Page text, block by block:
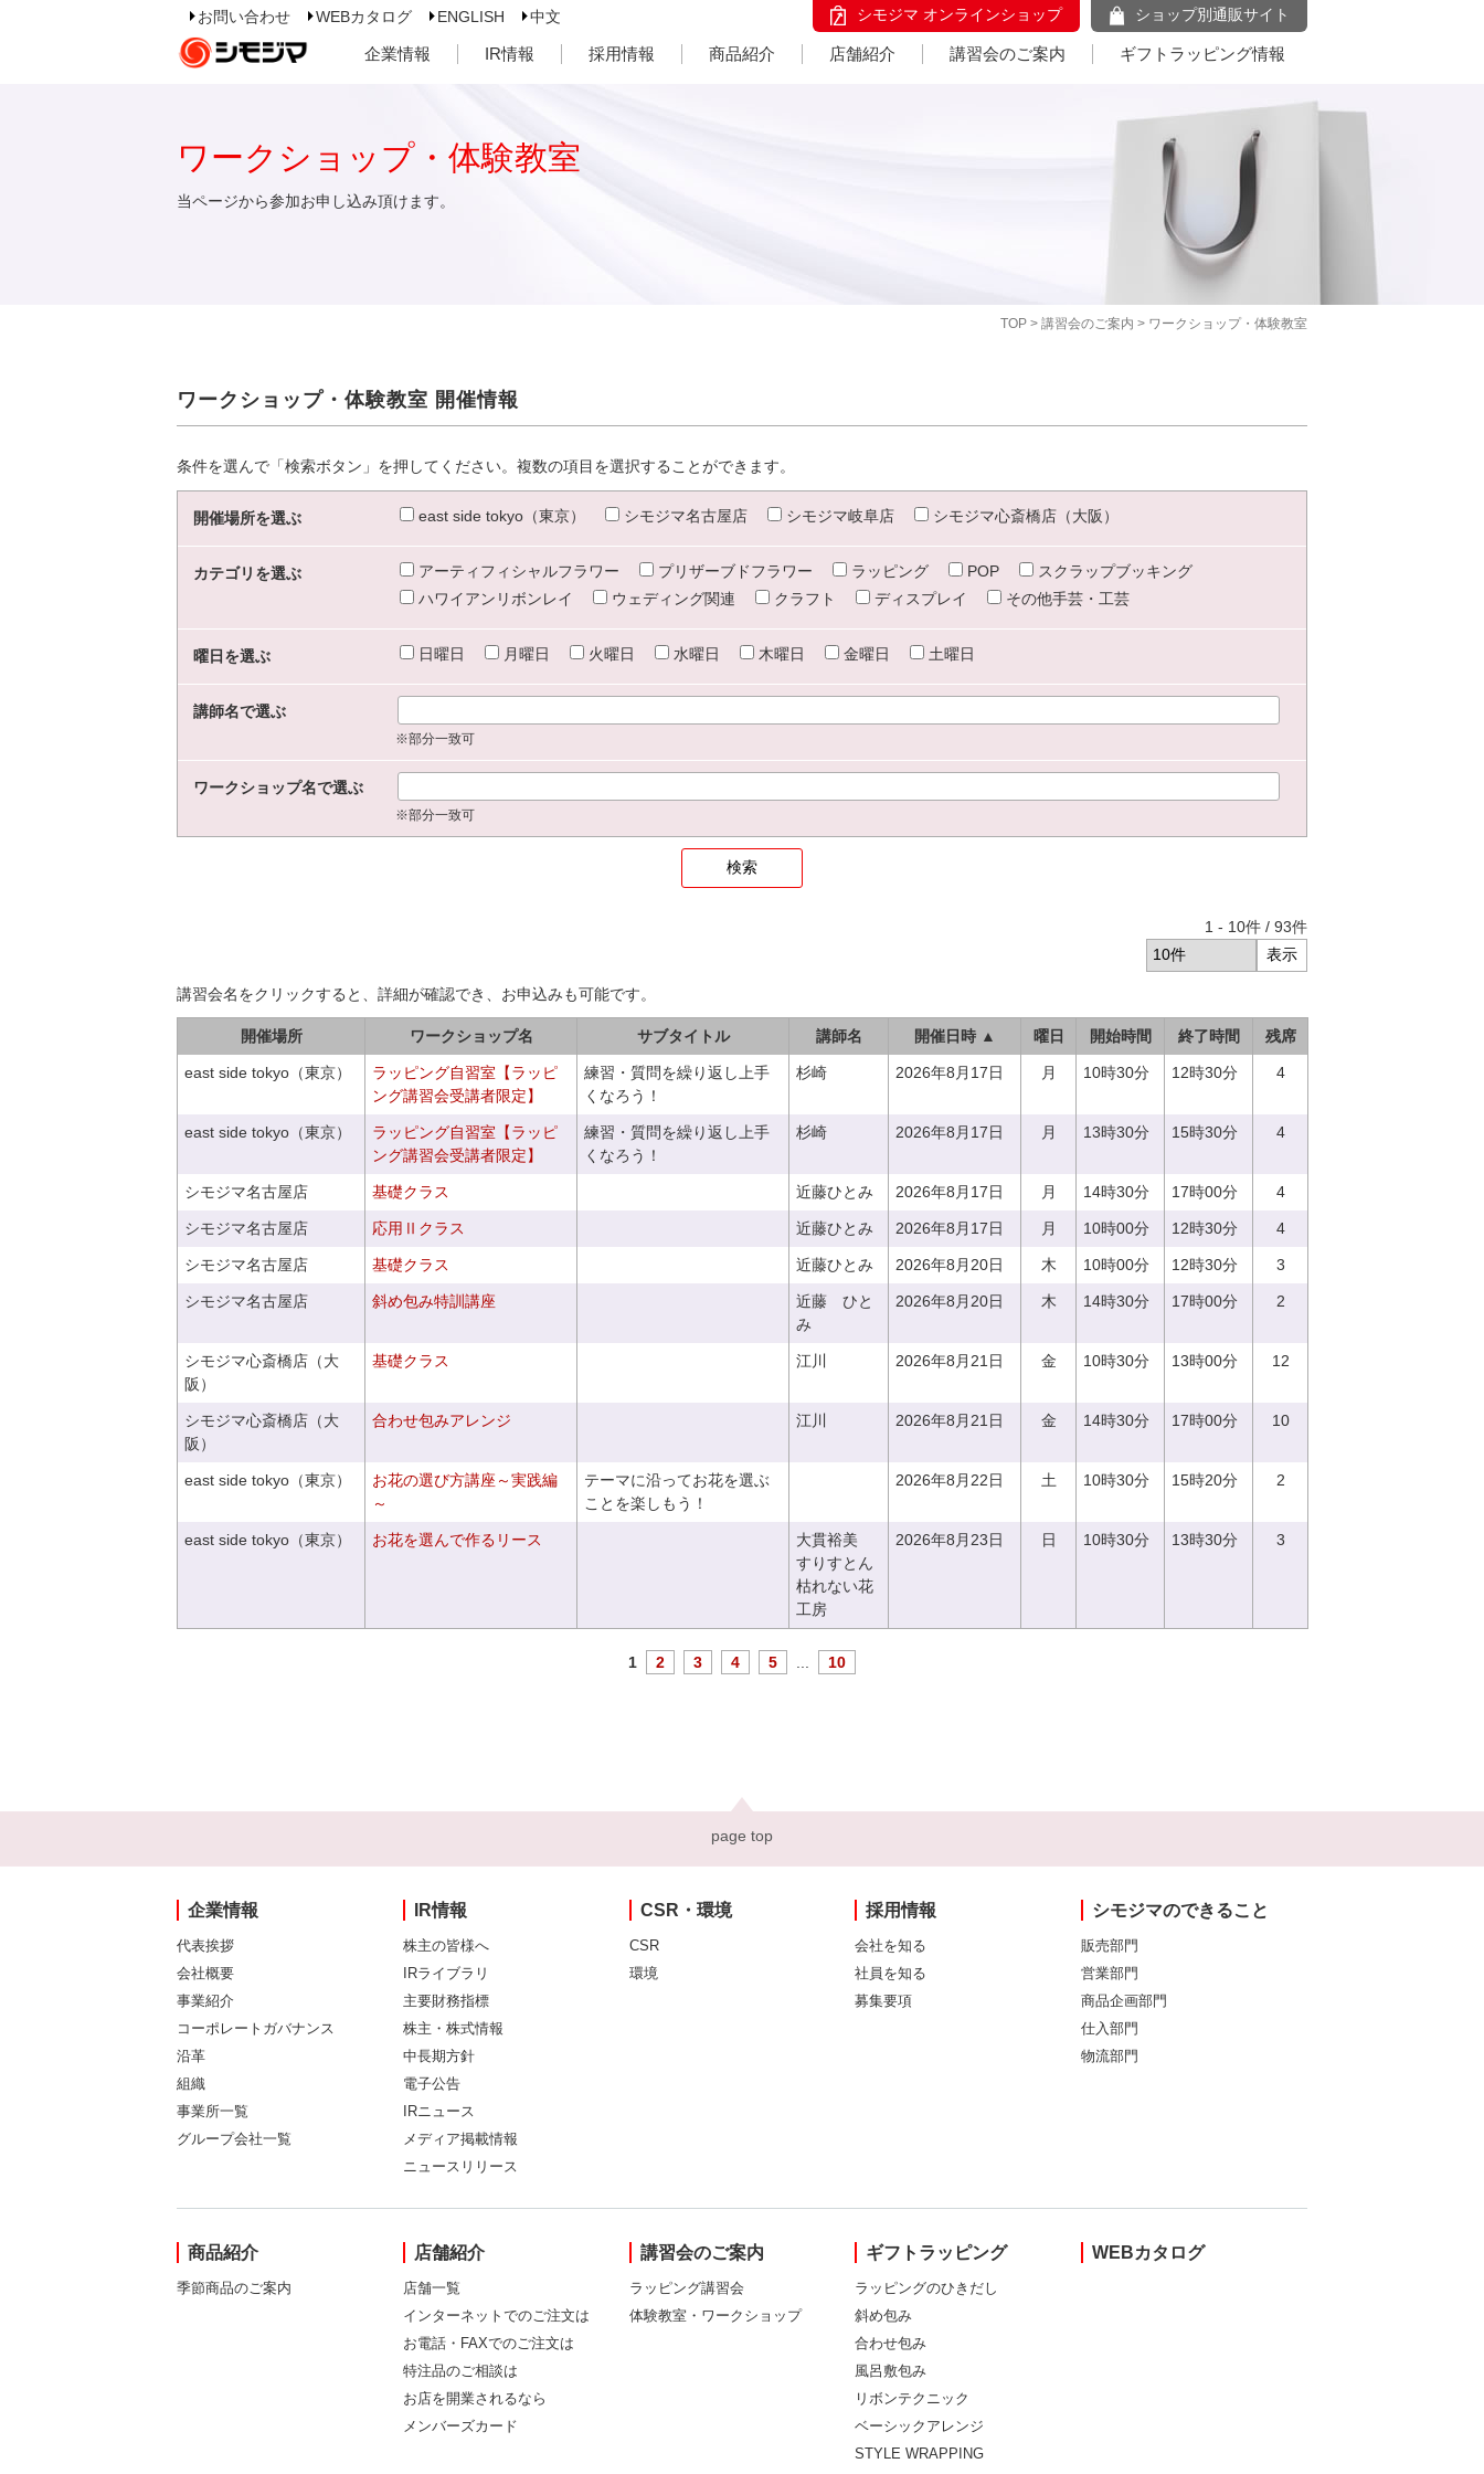
お問い合わせ WEBカタログ ENGLISH 中文 シモジマ オンラインショップ ショップ別通販サイト
企業情報 IR情報 採用情報 商品紹介 店舗紹介 講習会のご案内 ギフトラッピング情報
TOP > 講習会のご案内 > ワークショップ・体験教室
ワークショップ・体験教室
当ページから参加お申し込み頂けます。
ワークショップ・体験教室 開催情報
条件を選んで「検索ボタン」を押してください。複数の項目を選択することができます。
開催場所を選ぶ east side tokyo（東京） シモジマ名古屋店 シモジマ岐阜店 シモジマ心斎橋店（大阪）
カテゴリを選ぶ アーティフィシャルフラワー プリザーブドフラワー ラッピング POP
スクラップブッキング
ハワイアンリボンレイ
ウェディング関連 クラフト ディスプレイ その他手芸・工芸
曜日を選ぶ 日曜日 月曜日 火曜日 水曜日 木曜日 金曜日 土曜日
講師名で選ぶ
※部分一致可
ワークショップ名で選ぶ
※部分一致可
1 - 10件 / 93件
講習会名をクリックすると、詳細が確認でき、お申込みも可能です。
開催場所 ワークショップ名 サブタイトル 講師名 開催日時 ▲ 曜日 開始時間 終了時間 残席
east side tokyo（東京）
ラッピング自習室【ラッピ
ング講習会受講者限定】
練習・質問を繰り返し上手
くなろう！
杉崎 2026年8月17日 月 10時30分 12時30分 4
east side tokyo（東京）
ラッピング自習室【ラッピ
ング講習会受講者限定】
練習・質問を繰り返し上手
くなろう！
杉崎 2026年8月17日 月 13時30分 15時30分 4
シモジマ名古屋店 基礎クラス 近藤ひとみ 2026年8月17日 月 14時30分 17時00分 4
シモジマ名古屋店 応用Ⅱクラス 近藤ひとみ 2026年8月17日 月 10時00分 12時30分 4
シモジマ名古屋店 基礎クラス 近藤ひとみ 2026年8月20日 木 10時00分 12時30分 3
シモジマ名古屋店 斜め包み特訓講座
近藤 ひと
み
2026年8月20日 木 14時30分 17時00分 2
シモジマ心斎橋店（大
阪）
基礎クラス 江川 2026年8月21日 金 10時30分 13時00分 12
シモジマ心斎橋店（大
阪）
合わせ包みアレンジ 江川 2026年8月21日 金 14時30分 17時00分 10
east side tokyo（東京）
お花の選び方講座～実践編
～
テーマに沿ってお花を選ぶ
ことを楽しもう！
2026年8月22日 土 10時30分 15時20分 2
east side tokyo（東京） お花を選んで作るリース
大貫裕美
すりすとん
枯れない花
工房
2026年8月23日 日 10時30分 13時30分 3
1 2 3 4 5 10
page top
企業情報
代表挨拶
会社概要
事業紹介
コーポレートガバナンス
沿革
組織
事業所一覧
グループ会社一覧
IR情報
株主の皆様へ
IRライブラリ
主要財務指標
株主・株式情報
中長期方針
電子公告
IRニュース
メディア掲載情報
ニュースリリース
CSR・環境
CSR
環境
採用情報
会社を知る
社員を知る
募集要項
シモジマのできること
販売部門
営業部門
商品企画部門
仕入部門
物流部門
商品紹介
季節商品のご案内
店舗紹介
店舗一覧
インターネットでのご注文は
お電話・FAXでのご注文は
特注品のご相談は
お店を開業されるなら
メンバーズカード
講習会のご案内
ラッピング講習会
体験教室・ワークショップ
ギフトラッピング
ラッピングのひきだし
斜め包み
合わせ包み
風呂敷包み
リボンテクニック
ベーシックアレンジ
STYLE WRAPPING
WEBカタログ